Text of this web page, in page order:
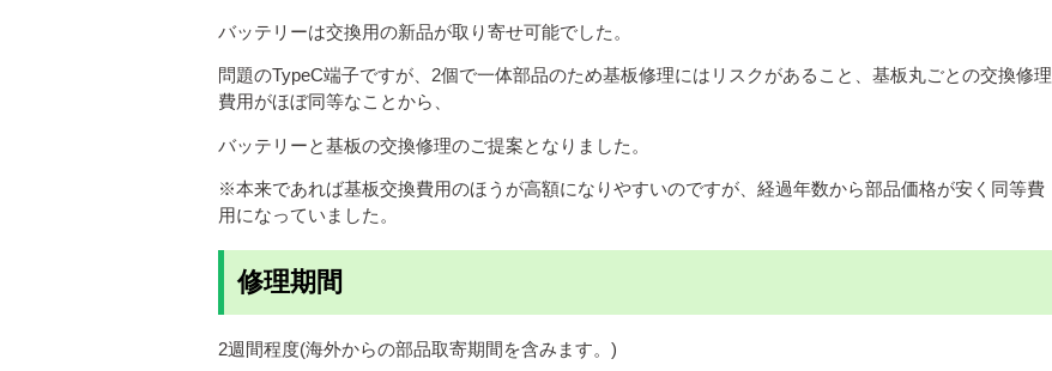
バッテリーは交換用の新品が取り寄せ可能でした。
問題のTypeC端子ですが、2個で一体部品のため基板修理にはリスクがあること、基板丸ごとの交換修理
費用がほぼ同等なことから、
バッテリーと基板の交換修理のご提案となりました。
※本来であれば基板交換費用のほうが高額になりやすいのですが、経過年数から部品価格が安く同等費
用になっていました。
修理期間
2週間程度(海外からの部品取寄期間を含みます。)